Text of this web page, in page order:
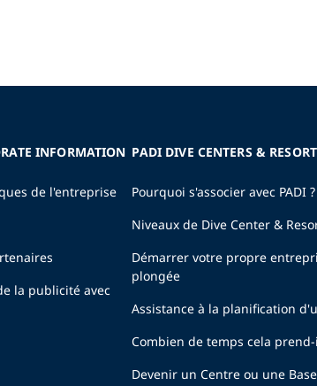
INFORMATION
de l'entreprise
la publicité avec
PADI DIVE CENTERS &
Pourquoi s'associer avec PADI ?
Niveaux de Dive Center &
Démarrer votre propre
plongée
Assistance à la planification
Combien de temps cela prend-
Devenir un Centre ou une